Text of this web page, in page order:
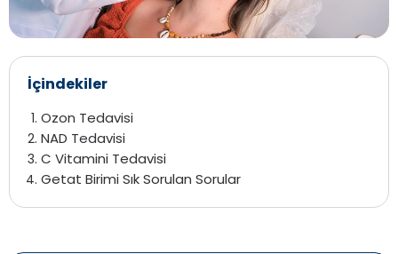
İçindekiler
Ozon Tedavisi
NAD Tedavisi
C Vitamini Tedavisi
Getat Birimi Sık Sorulan Sorular